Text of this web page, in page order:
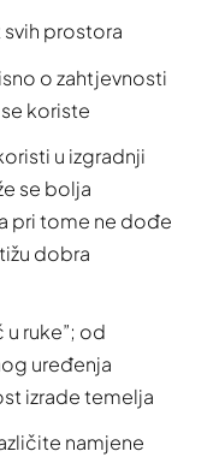
prostora
o zahtjevnosti
koriste
u izgradnji
se bolja
pri tome ne dođe
dobra
ruke”; od
uređenja
izrade temelja
namjene